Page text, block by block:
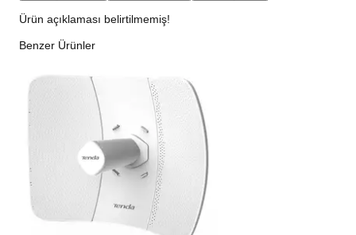
Ürün açıklaması belirtilmemiş!
Benzer Ürünler